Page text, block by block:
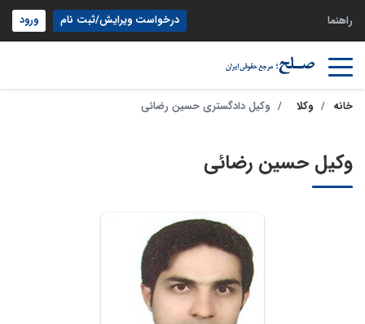
راهنما درخواست ویرایش/ثبت نام ورود
خانه وکلا وکیل دادگستری حسین رضائی
وکیل حسین رضائی